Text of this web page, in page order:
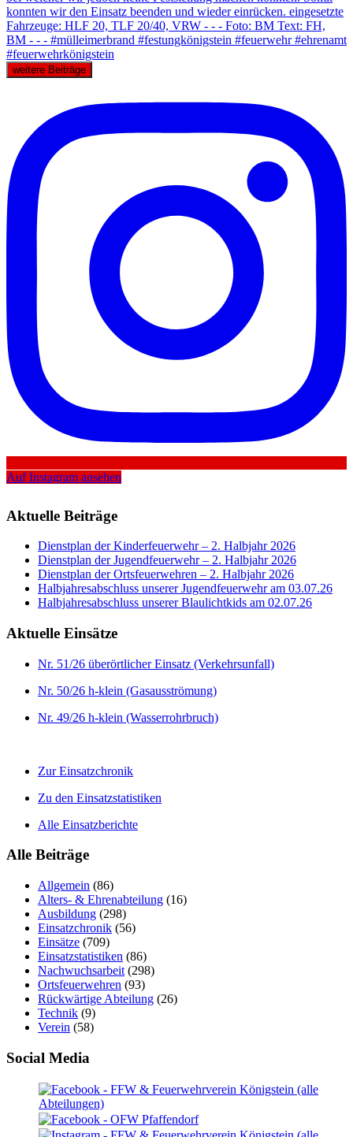
weitere Beiträge
Auf Instagram ansehen
Aktuelle Beiträge
Dienstplan der Kinderfeuerwehr – 2. Halbjahr 2026
Dienstplan der Jugendfeuerwehr – 2. Halbjahr 2026
Dienstplan der Ortsfeuerwehren – 2. Halbjahr 2026
Halbjahresabschluss unserer Jugendfeuerwehr am 03.07.26
Halbjahresabschluss unserer Blaulichtkids am 02.07.26
Aktuelle Einsätze
Nr. 51/26 überörtlicher Einsatz (Verkehrsunfall)
Nr. 50/26 h-klein (Gasausströmung)
Nr. 49/26 h-klein (Wasserrohrbruch)
Zur Einsatzchronik
Zu den Einsatzstatistiken
Alle Einsatzberichte
Alle Beiträge
Allgemein (86)
Alters- & Ehrenabteilung (16)
Ausbildung (298)
Einsatzchronik (56)
Einsätze (709)
Einsatzstatistiken (86)
Nachwuchsarbeit (298)
Ortsfeuerwehren (93)
Rückwärtige Abteilung (26)
Technik (9)
Verein (58)
Social Media